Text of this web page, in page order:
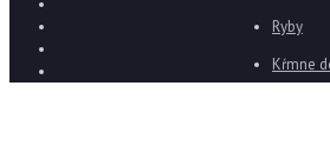
Ryby
Kŕmne